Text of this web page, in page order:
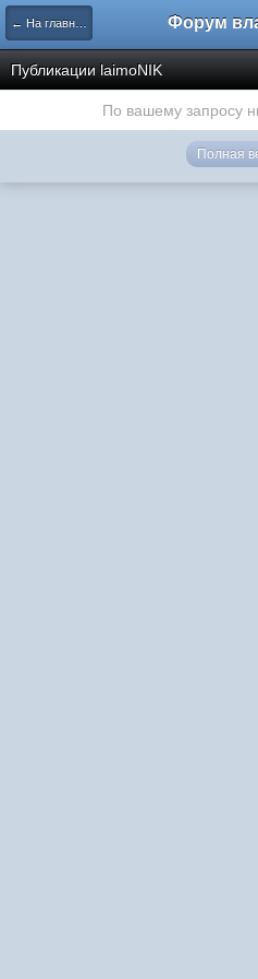
← На главную
Публикации laimoNIK
По вашему запросу
Полная